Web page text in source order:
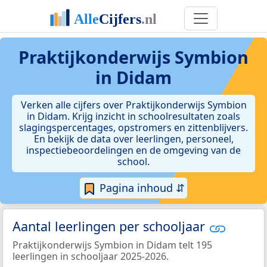
Praktijkonderwijs Symbion
in Didam
Verken alle cijfers over Praktijkonderwijs Symbion
in Didam. Krijg inzicht in schoolresultaten zoals
slagingspercentages, opstromers en zittenblijvers.
En bekijk de data over leerlingen, personeel,
inspectiebeoordelingen en de omgeving van de
school.
Pagina inhoud ⇵
Aantal leerlingen per schooljaar
Praktijkonderwijs Symbion in Didam telt 195
leerlingen in schooljaar 2025-2026.